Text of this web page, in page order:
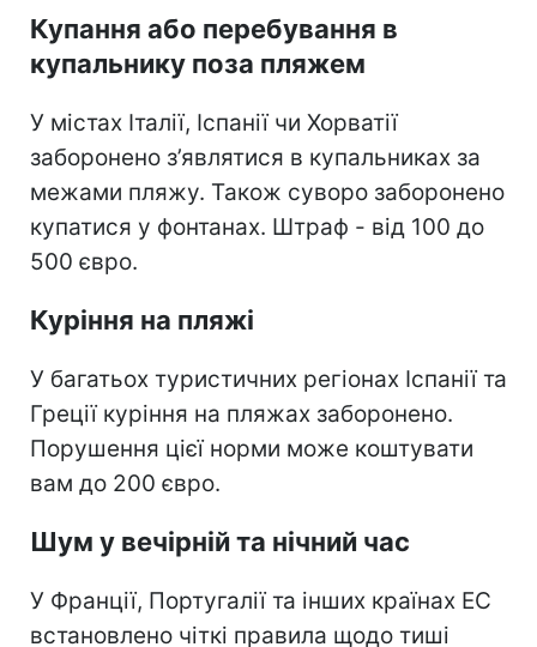
Купання або перебування в
купальнику поза пляжем
У містах Італії, Іспанії чи Хорватії
заборонено з’являтися в купальниках за
межами пляжу. Також суворо заборонено
купатися у фонтанах. Штраф - від 100 до
500 євро.
Куріння на пляжі
У багатьох туристичних регіонах Іспанії та
Греції куріння на пляжах заборонено.
Порушення цієї норми може коштувати
вам до 200 євро.
Шум у вечірній та нічний час
У Франції, Португалії та інших країнах ЕС
встановлено чіткі правила щодо тиші